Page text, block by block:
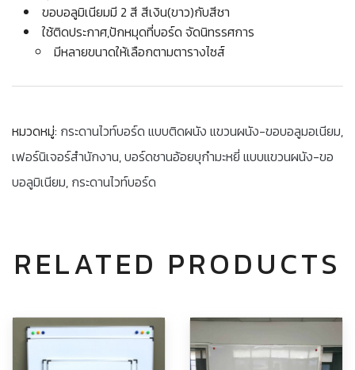
ขอบอลูมิเนียมมี 2 สี สีเงิน(ขาว)กับสีชา
ใช้ติดประกาศ,ปักหมุดที่บอร์ด จัดนิทรรศการ
มีหลายขนาดให้เลือกตามตารางไซส์
หมวดหมู่: กระดานไวท์บอร์ด แบบติดผนัง แขวนผนัง-ขอบอลูมอเนียม,
เฟอร์นิเจอร์สำนักงาน,บอร์ดชานอ้อยบุกำมะหยี่ แบบแขวนผนัง-ขอ
บอลูมิเนียม, กระดานไวท์บอร์ด
RELATED PRODUCTS